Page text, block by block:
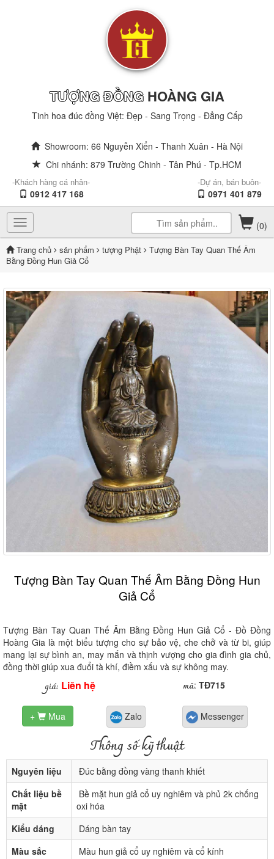
TƯỢNG ĐỒNG HOÀNG GIA
Tinh hoa đúc đồng Việt: Đẹp - Sang Trọng - Đẳng Cấp
Showroom: 66 Nguyễn Xiển - Thanh Xuân - Hà Nội
Chi nhánh: 879 Trường Chinh - Tân Phú - Tp.HCM
-Khách hàng cá nhân-
0912 417 168
-Dự án, bán buôn-
0971 401 879
Toggle
navigation
(0)
Trang chủ sản phẩm tượng Phật
Tượng Bàn Tay Quan Thế Âm
Bằng Đồng Hun Giả Cổ
Tượng Bàn Tay Quan Thế Âm Bằng Đồng Hun
Giả Cổ
Tượng Bàn Tay Quan Thế Âm Bằng Đồng Hun Giả Cổ - Đồ Đồng
Hoàng Gia là một biểu tượng cho sự bảo vệ, che chở và từ bi, giúp
mang lại sự bình an, may mắn và thịnh vượng cho gia đình gia chủ,
đồng thời giúp xua đuổi tà khí, điềm xấu và sự không may.
giá: Liên hệ mã: TĐ715
+ Mua Zalo Messenger
Thông số kỹ thuật
Nguyên liệu
Đúc bằng đồng vàng thanh khiết
Chất liệu bề
mặt
Bề mặt hun giả cổ uy nghiêm và phủ 2k chống
oxi hóa
Kiểu dáng
Dáng bàn tay
Màu sắc
Màu hun giả cổ uy nghiêm và cổ kính